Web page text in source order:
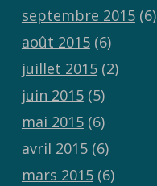
septembre 2015(6)
août 2015(6)
juillet 2015(2)
juin 2015(5)
mai 2015(6)
avril 2015(6)
mars 2015(6)